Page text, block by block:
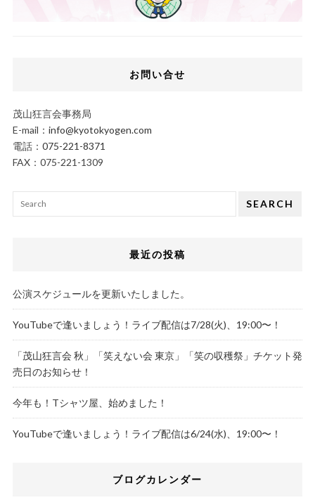
お問い合せ
茂山狂言会事務局
E-mail： info@kyotokyogen.com
電話： 075-221-8371
FAX：075-221-1309
SEARCH
最近の投稿
公演スケジュールを更新いたしました。
YouTubeで逢いましょう！ライブ配信は7/28(火)、19:00〜！
「茂山狂言会 秋」「笑えない会 東京」「笑の収穫祭」チケット発
売日のお知らせ！
今年も！Tシャツ屋、始めました！
YouTubeで逢いましょう！ライブ配信は6/24(水)、19:00〜！
ブログカレンダー